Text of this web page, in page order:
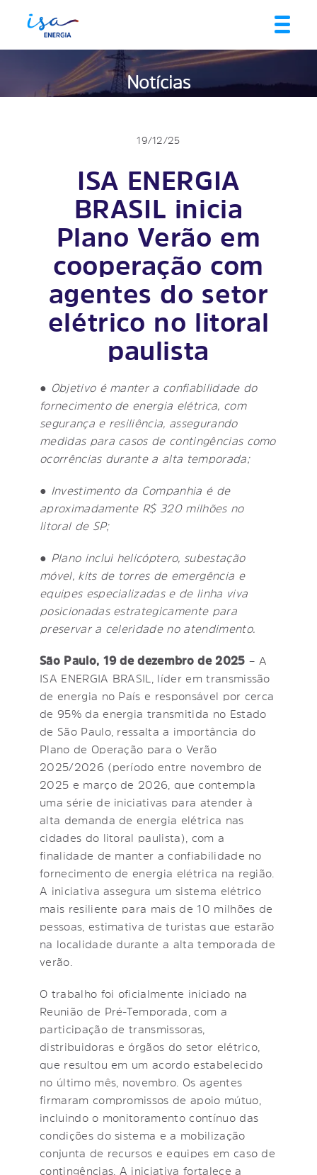
Notícias
19/12/25
ISA ENERGIA
BRASIL inicia
Plano Verão em
cooperação com
agentes do setor
elétrico no litoral
paulista
● Objetivo é manter a confiabilidade do
fornecimento de energia elétrica, com
segurança e resiliência, assegurando
medidas para casos de contingências como
ocorrências durante a alta temporada;
● Investimento da Companhia é de
aproximadamente R$ 320 milhões no
litoral de SP;
● Plano inclui helicóptero, subestação
móvel, kits de torres de emergência e
equipes especializadas e de linha viva
posicionadas estrategicamente para
preservar a celeridade no atendimento.
São Paulo, 19 de dezembro de 2025 – A
ISA ENERGIA BRASIL, líder em transmissão
de energia no País e responsável por cerca
de 95% da energia transmitida no Estado
de São Paulo, ressalta a importância do
Plano de Operação para o Verão
2025/2026 (período entre novembro de
2025 e março de 2026, que contempla
uma série de iniciativas para atender à
alta demanda de energia elétrica nas
cidades do litoral paulista), com a
finalidade de manter a confiabilidade no
fornecimento de energia elétrica na região.
A iniciativa assegura um sistema elétrico
mais resiliente para mais de 10 milhões de
pessoas, estimativa de turistas que estarão
na localidade durante a alta temporada de
verão.
O trabalho foi oficialmente iniciado na
Reunião de Pré-Temporada, com a
participação de transmissoras,
distribuidoras e órgãos do setor elétrico,
que resultou em um acordo estabelecido
no último mês, novembro. Os agentes
firmaram compromissos de apoio mútuo,
incluindo o monitoramento contínuo das
condições do sistema e a mobilização
conjunta de recursos e equipes em caso de
contingências. A iniciativa fortalece a